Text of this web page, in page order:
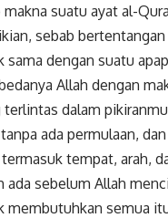
suatu ayat al-
sebab
sama dengan suatu
Allah dengan
terlintas dalam
ada permulaan,
tempat, arah,
ada sebelum Allah
membutuhkan semua